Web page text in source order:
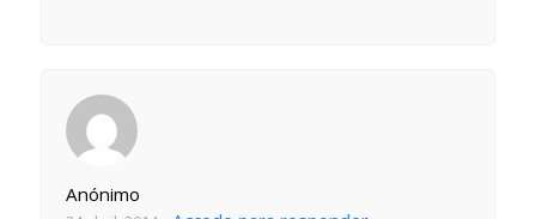
Anónimo